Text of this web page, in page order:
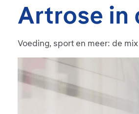
Artrose in
Voeding, sport en meer: de